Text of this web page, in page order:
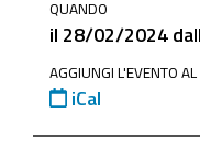
estero/
internazionale-
dalla-
teoria-
alla-
QUANDO
il 28/02/2024
AGGIUNGI L'EVENTO AL
iCal